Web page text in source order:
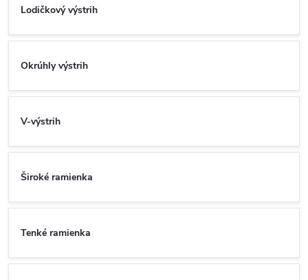
Lodičkový výstrih
Okrúhly výstrih
V-výstrih
Široké ramienka
Tenké ramienka